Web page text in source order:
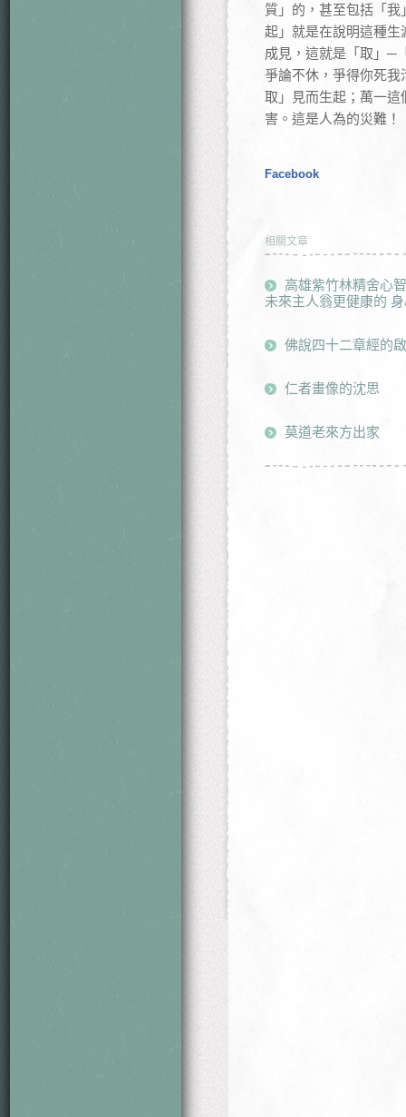
質」的，甚至包括「
起」就是在說明這種
成見，這就是「取」─
爭論不休，爭得你死
取」見而生起；萬一
害。這是人為的災難！
Facebook
相關文章
高雄紫竹林精舍心
未來主人翁更健康的
佛說四十二章經的
仁者畫像的沈思
莫道老來方出家